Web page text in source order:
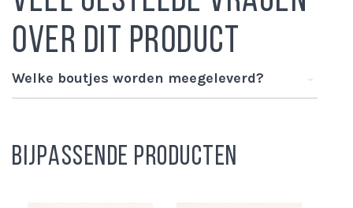
over dit product
Welke boutjes worden meegeleverd?
BIJPASSENDE PRODUCTEN